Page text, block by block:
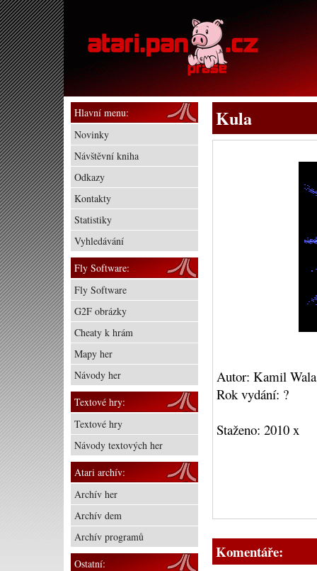
Kula
Autor: Kamil
Rok vydání: ?
Staženo: 2010 x
Komentáře:
Hlavní menu:
Novinky
Návštěvní kniha
Odkazy
Kontakty
Statistiky
Vyhledávání
Fly Software:
Fly Software
G2F obrázky
Cheaty k hrám
Mapy her
Návody her
Textové hry:
Textové hry
Návody textových her
Atari archív:
Archív her
Archív dem
Archív programů
Ostatní: